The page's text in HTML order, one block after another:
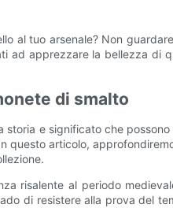
al tuo arsenale? Non
ad apprezzare la bellezza di
di smalto
e significato che
articolo,
risalente al periodo
di resistere alla prova del